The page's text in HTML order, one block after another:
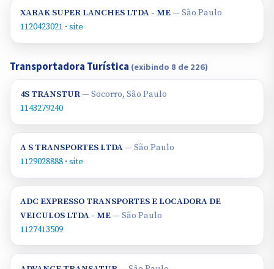
XARAK SUPER LANCHES LTDA - ME— São Paulo
1120423021 · site
Transportadora Turística (exibindo 8 de 226)
4S TRANSTUR— Socorro, São Paulo
1143279240
A S TRANSPORTES LTDA— São Paulo
1129028888 · site
ADC EXPRESSO TRANSPORTES E LOCADORA DE
VEICULOS LTDA - ME— São Paulo
1127413509